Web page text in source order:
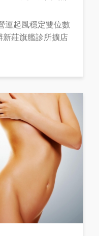
運起風穩定雙位數
新莊旗艦診所擴店